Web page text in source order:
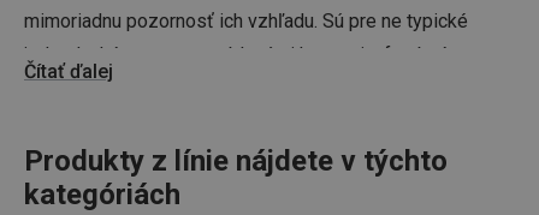
mimoriadnu pozornosť ich vzhľadu. Sú pre ne typické
jednoduché tvary so zaoblenými hranami a farebné
vyhotovanie v čiernej alebo krémovej farbe. Vďaka nim sú
vreckovky,zásobník na chlieb,krájacia doska na chlieb
ďalšiekuchynské potreby
Čítať ďalej
Produkty z línie nájdete v týchto
kategóriách